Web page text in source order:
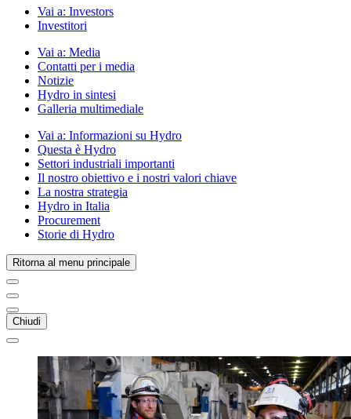
Vai a: Investors
Investitori
Vai a: Media
Contatti per i media
Notizie
Hydro in sintesi
Galleria multimediale
Vai a: Informazioni su Hydro
Questa è Hydro
Settori industriali importanti
Il nostro obiettivo e i nostri valori chiave
La nostra strategia
Hydro in Italia
Procurement
Storie di Hydro
Ritorna al menu principale
Chiudi